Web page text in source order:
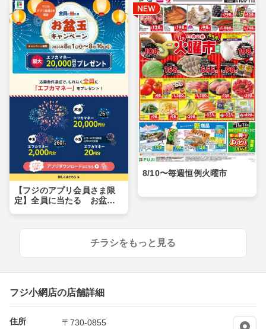
【フジのアプリ会員さま限
定】全員に当たる お盆玉
8/10〜毎週恒例火曜市
チラシをもっと見る
フジ小網店の店舗詳細
住所
〒730-0855